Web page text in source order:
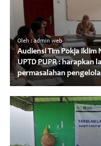
Oleh : admin web
Audiensi Tim Pokja Iklim
UPTD PUPR : harapkan
permasalahan